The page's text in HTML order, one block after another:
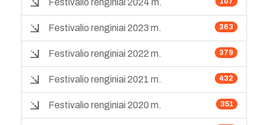
Festivalio renginiai 2024 m.
363
Festivalio renginiai 2023 m.
379
Festivalio renginiai 2022 m.
432
Festivalio renginiai 2021 m.
351
Festivalio renginiai 2020 m.